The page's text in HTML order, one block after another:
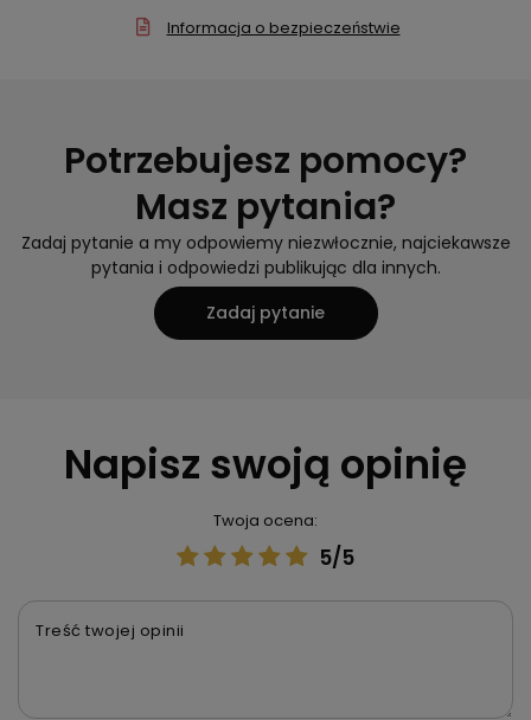
Informacja o bezpieczeństwie
Potrzebujesz pomocy?
Masz pytania?
Zadaj pytanie a my odpowiemy niezwłocznie, najciekawsze
pytania i odpowiedzi publikując dla innych.
Zadaj pytanie
Napisz swoją opinię
Twoja ocena:
5/5
Treść twojej opinii